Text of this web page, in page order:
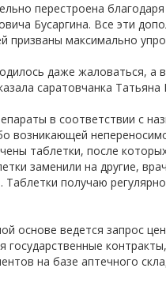
перестроена
Бусаргина. Все эти
максимально
даже жаловаться, а
саратовчанка Татьяна
в соответствии с
возникающей
таблетки, после
заменили на другие,
получаю
основе ведется запрос
на базе аптечного